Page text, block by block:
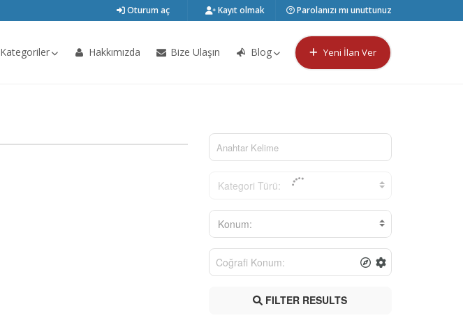
Oturum aç Kayıt olmak Parolanızı mı unuttunuz
Kategoriler Hakkımızda Bize Ulaşın Blog Yeni İlan Ver
Kategori Türü:
Konum:
FILTER RESULTS